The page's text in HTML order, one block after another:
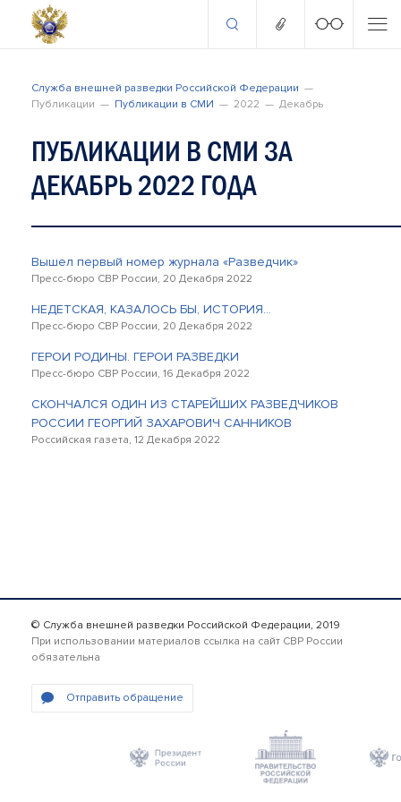
Служба внешней разведки Российской Федерации
Публикации
Публикации в СМИ 2022 Декабрь
ПУБЛИКАЦИИ В СМИ ЗА
ДЕКАБРЬ 2022 ГОДА
Вышел первый номер журнала «Разведчик»
Пресс-бюро СВР России, 20 Декабря 2022
НЕДЕТСКАЯ, КАЗАЛОСЬ БЫ, ИСТОРИЯ…
Пресс-бюро СВР России, 20 Декабря 2022
ГЕРОИ РОДИНЫ. ГЕРОИ РАЗВЕДКИ
Пресс-бюро СВР России, 16 Декабря 2022
СКОНЧАЛСЯ ОДИН ИЗ СТАРЕЙШИХ РАЗВЕДЧИКОВ
РОССИИ ГЕОРГИЙ ЗАХАРОВИЧ САННИКОВ
Российская газета, 12 Декабря 2022
© Служба внешней разведки Российской Федерации, 2019
При использовании материалов ссылка на сайт СВР России
обязательна
Отправить обращение